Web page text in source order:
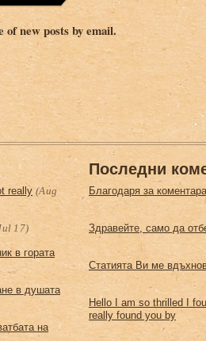
of new posts by email.
really (Aug
17)
в горатa
в душата
на
Последни
Благодаря за
Здравейте, само да
Статията Ви ме
Hello I am so thrilled I
really found you by